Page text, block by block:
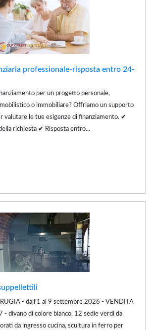
professionale-risposta entro 24-
per un progetto personale,
o immobiliare? Offriamo un supporto
valutare le tue esigenze di finanziamento. ✔
richiesta ✔ Risposta entro...
- dall'1 al 9 settembre 2026 - VENDITA
- divano di colore bianco, 12 sedie verdi da
da ingresso cucina, scultura in ferro per